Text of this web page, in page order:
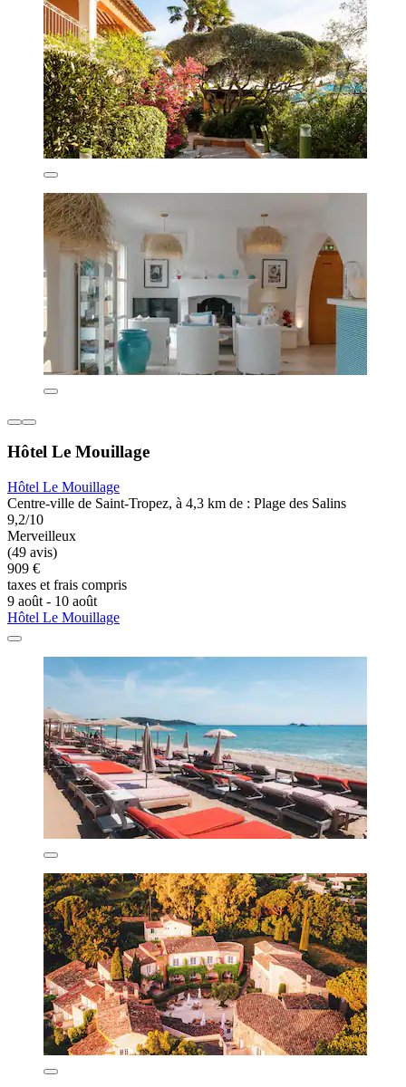
Hôtel Le Mouillage
Hôtel Le Mouillage
Centre-ville de Saint-Tropez, à 4,3 km de : Plage des Salins
9,2/10
Merveilleux
(49 avis)
909 €
taxes et frais compris
9 août - 10 août
Hôtel Le Mouillage